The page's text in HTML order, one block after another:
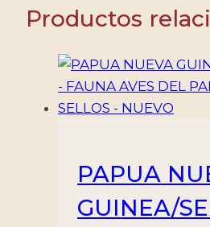
NUEVOS
Productos
PAPUA
GUINEA/